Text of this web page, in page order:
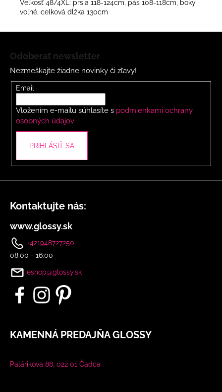
Veľkosť 48/4XL: prsia 118-124cm, pás 108-118cm, boky
voľné, celková dĺžka 130cm
Odoberať newsletter
Nezmeškajte žiadne novinky či zľavy!
Email
Vložením e-mailu súhlasíte s podmienkami ochrany
osobných údajov
PRIHLÁSIŤ SA
Kontaktujte nás:
www.glossy.sk
+421948727250
08:00 - 16:00
eshop@glossy.sk
KAMENNÁ PREDAJŇA GLOSSY
Palárikova 88, 022 01 Čadca